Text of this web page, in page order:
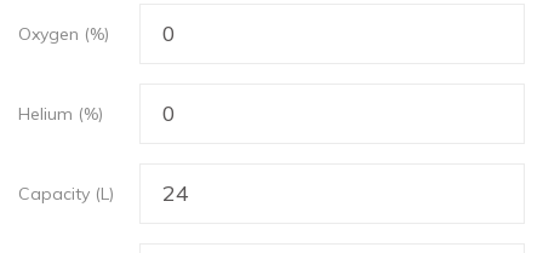
Oxygen (%)
Helium (%)
Capacity (L)